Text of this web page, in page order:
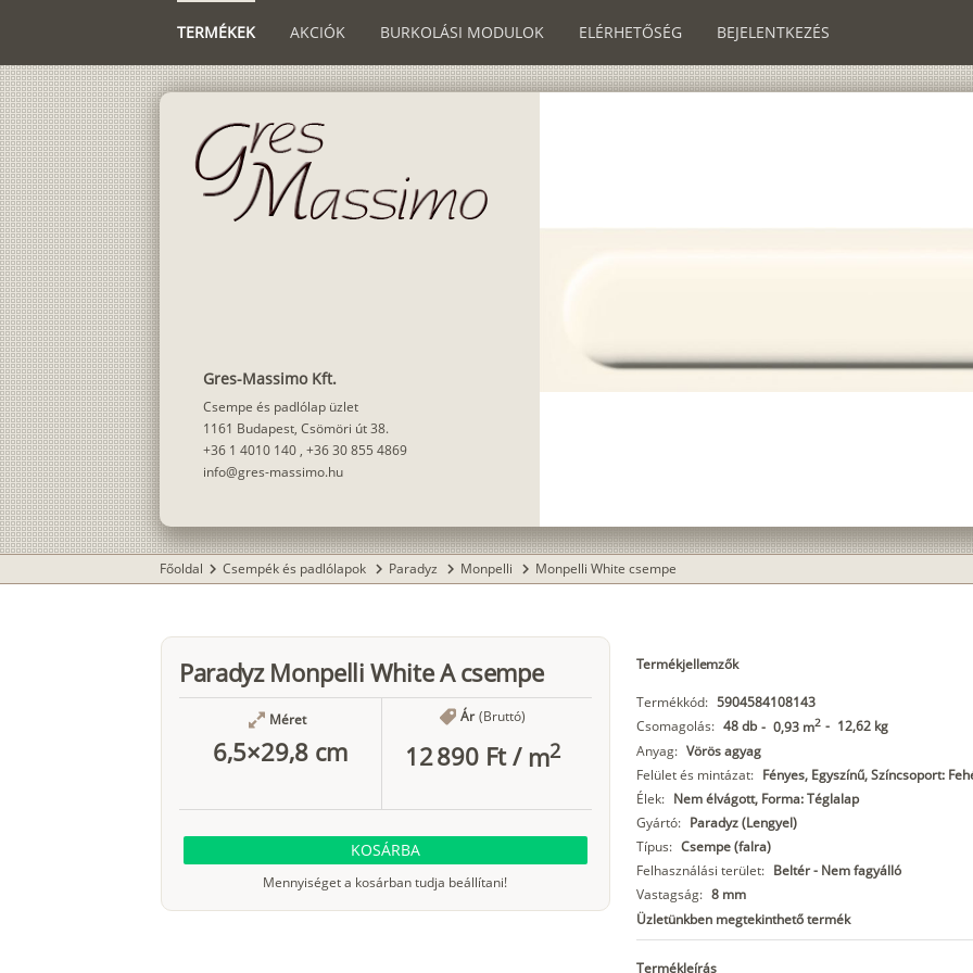
TERMÉKEK AKCIÓK BURKOLÁSI MODULOK ELÉRHETŐSÉG BEJELENTKEZÉS
Gres-Massimo Kft.
Csempe és padlólap üzlet
1161 Budapest, Csömöri út 38.
+36 1 4010 140 , +36 30 855 4869
info@gres-massimo.hu
Főoldal chevron_right Csempék és padlólapok chevron_right Paradyz chevron_right Monpelli chevron_right Monpelli White csempe
Paradyz Monpelli White A csempe
Méret
6,5×29,8 cm
Ár (Bruttó)
12 890 Ft/ m2
KOSÁRBA
Mennyiséget a kosárban tudja beállítani!
Termékjellemzők
Termékkód: 5904584108143
Csomagolás: 48 db - 0,93 m2 - 12,62 kg
Anyag: Vörös agyag
Felület és mintázat: Fényes, Egyszínű, Színcsoport:
Élek: Nem élvágott, Forma: Téglalap
Gyártó: Paradyz (Lengyel)
Típus: Csempe (falra)
Felhasználási terület: Beltér - Nem fagyálló
Vastagság: 8 mm
Üzletünkben megtekinthető termék
Termékleírás